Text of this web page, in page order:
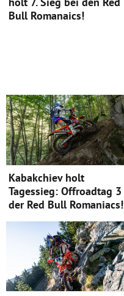
Bull Romanaics!
Kabakchiev holt
Tagessieg: Offroadtag 3
der Red Bull Romaniacs!